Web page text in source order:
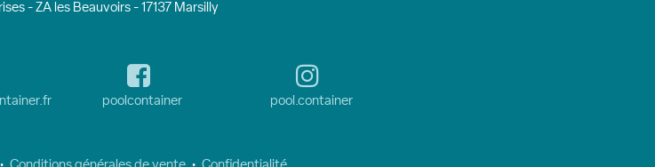
- ZA les Beauvoirs - 17137 Marsilly
poolcontainer pool.container